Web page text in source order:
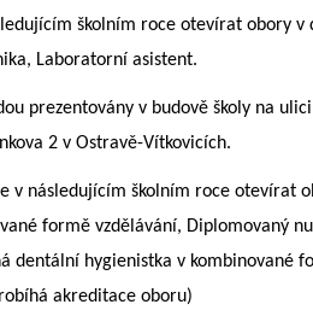
školním roce otevírat obory
Laboratorní asistent.
prezentovány v budově školy na
2 v Ostravě-Vítkovicích.
v následujícím školním roce
formě vzdělávání, Diplomovaný
dentální hygienistka v kombinované
akreditace oboru)